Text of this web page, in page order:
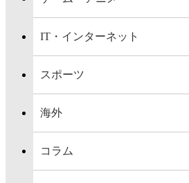
IT・インターネット
スポーツ
海外
コラム